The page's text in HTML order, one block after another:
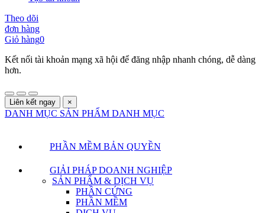
Theo dõi
đơn hàng
Giỏ hàng0
Kết nối tài khoản mạng xã hội để đăng nhập nhanh chóng, dễ dàng
hơn.
Liên kết ngay ×
DANH MỤC SẢN PHẨM DANH MỤC
PHẦN MỀM BẢN QUYỀN
GIẢI PHÁP DOANH NGHIỆP
SẢN PHẨM & DỊCH VỤ
PHẦN CỨNG
PHẦN MỀM